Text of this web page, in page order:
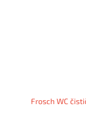
Frosch WC